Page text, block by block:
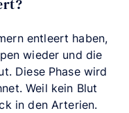
entleert haben,
wieder und die
Diese Phase wird
Weil kein Blut
in den Arterien.